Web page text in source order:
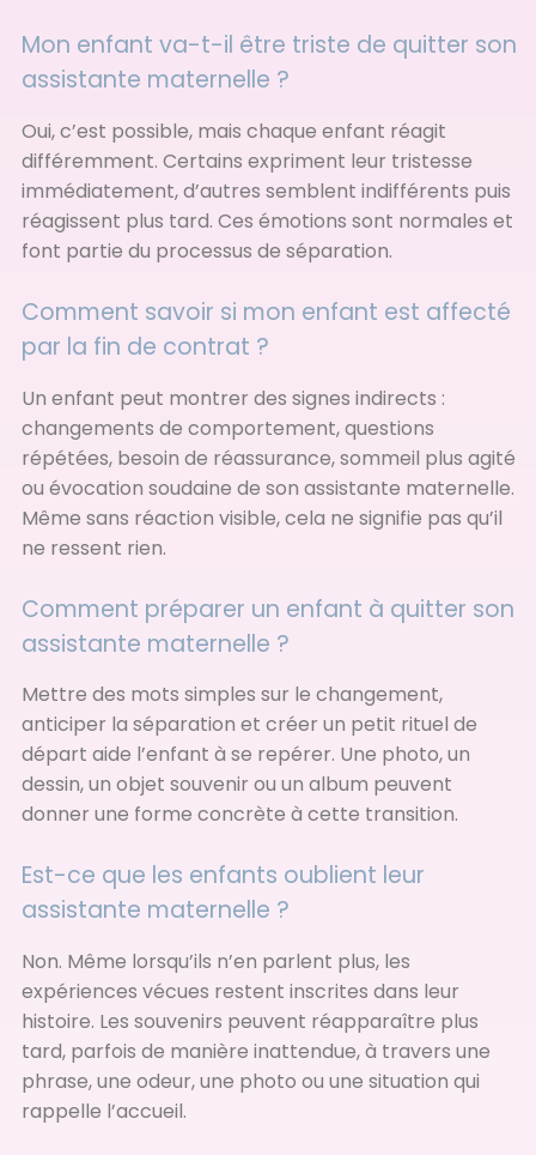
Mon enfant va-t-il être triste de quitter son
assistante maternelle ?
Oui, c’est possible, mais chaque enfant réagit
différemment. Certains expriment leur tristesse
immédiatement, d’autres semblent indifférents puis
réagissent plus tard. Ces émotions sont normales et
font partie du processus de séparation.
Comment savoir si mon enfant est affecté
par la fin de contrat ?
Un enfant peut montrer des signes indirects :
changements de comportement, questions
répétées, besoin de réassurance, sommeil plus agité
ou évocation soudaine de son assistante maternelle.
Même sans réaction visible, cela ne signifie pas qu’il
ne ressent rien.
Comment préparer un enfant à quitter son
assistante maternelle ?
Mettre des mots simples sur le changement,
anticiper la séparation et créer un petit rituel de
départ aide l’enfant à se repérer. Une photo, un
dessin, un objet souvenir ou un album peuvent
donner une forme concrète à cette transition.
Est-ce que les enfants oublient leur
assistante maternelle ?
Non. Même lorsqu’ils n’en parlent plus, les
expériences vécues restent inscrites dans leur
histoire. Les souvenirs peuvent réapparaître plus
tard, parfois de manière inattendue, à travers une
phrase, une odeur, une photo ou une situation qui
rappelle l’accueil.